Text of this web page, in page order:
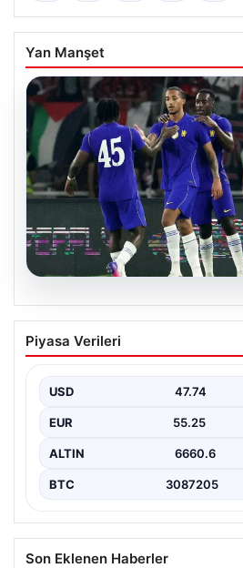
Yan Manşet
Spor sonrası hedefleri
dostu: Renkli kinoa ve
Piyasa Verileri
USD 47.74
EUR 55.25
ALTIN 6660.6
BTC 3087205
Son Eklenen Haberler